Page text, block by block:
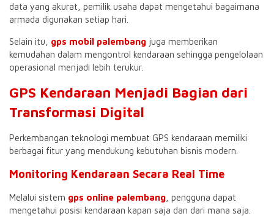
data yang akurat, pemilik usaha dapat mengetahui bagaimana
armada digunakan setiap hari.
Selain itu, gps mobil palembang juga memberikan
kemudahan dalam mengontrol kendaraan sehingga pengelolaan
operasional menjadi lebih terukur.
GPS Kendaraan Menjadi Bagian dari
Transformasi Digital
Perkembangan teknologi membuat GPS kendaraan memiliki
berbagai fitur yang mendukung kebutuhan bisnis modern.
Monitoring Kendaraan Secara Real Time
Melalui sistem gps online palembang , pengguna dapat
mengetahui posisi kendaraan kapan saja dan dari mana saja.